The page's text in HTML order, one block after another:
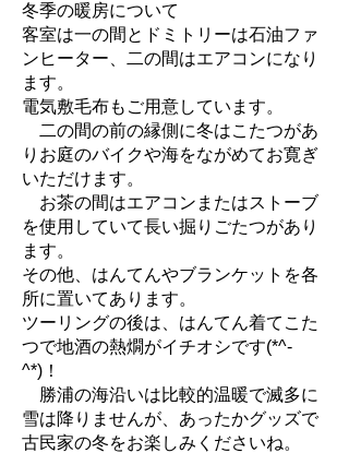
冬季の暖房について
客室は一の間とドミトリーは石油ファ
ンヒーター、二の間はエアコンになり
ます。
電気敷毛布もご用意しています。
二の間の前の縁側に冬はこたつがあ
りお庭のバイクや海をながめてお寛ぎ
いただけます。
お茶の間はエアコンまたはストーブ
を使用していて長い掘りごたつがあり
ます。
その他、はんてんやブランケットを各
所に置いてあります。
​ツーリングの後は、はんてん着てこた
つで地酒の熱燗がイチオシです(*^-
^*)！
​ 勝浦の海沿いは比較的温暖で滅多に
雪は降りませんが、あったかグッズで
古民家の冬をお楽しみくださいね。